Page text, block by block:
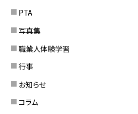
PTA
写真集
職業人体験学習
行事
お知らせ
コラム